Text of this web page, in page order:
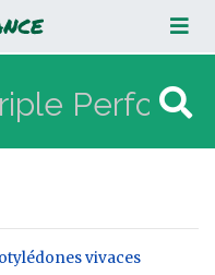
vivaces